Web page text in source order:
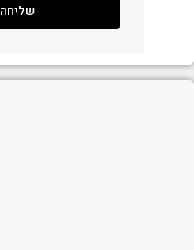
שליחה